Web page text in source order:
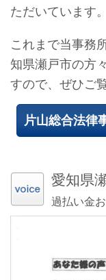
ただいています。
これまで当事務
知県瀬戸市の方
すので、ぜひご
片山総合法律
愛知県
過払い金